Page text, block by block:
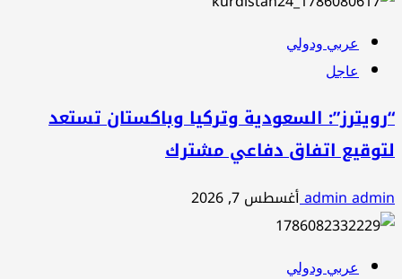
عربي ودولي
عاجل
“رويترز”: السعودية وتركيا وباكستان تستعد
لتوقيع اتفاق دفاعي مشترك
admin adminأغسطس 7, 2026
عربي ودولي